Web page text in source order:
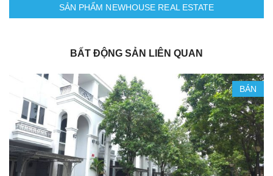
SẢN PHẨM NEWHOUSE REAL ESTATE
BẤT ĐỘNG SẢN LIÊN QUAN
BÁN